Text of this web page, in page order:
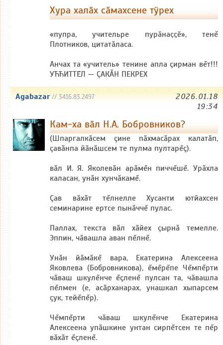
Хура халăх сăмахсене тÿрех
«пупра, учительре пурӑнаҫҫӗ», тенĕ
Плотников, цитатăласа.
Анчах та «учитель» тенине апла çирман вĕт!!!
УЋЋИТТĔЛ — ÇАКĂН ПЕКРЕХ
Agabazar// 3416.83.2497
2026.01.18
19:34
Кам-ха вăл Н.А. Бобровников?
(Шпаргалкăсем çине пăхмасăрах калатăп,
çавăнпа йăнăшсем те пулма пултарĕç).
вăл И. Я. Яколевăн арăмĕн пиччĕшĕ. Урăхла
каласан, унăн хунчăкамĕ.
Çав вăхăт тĕлнелле Хусанти ютйахсен
семинарине ертсе пынăччĕ пулас.
Паллах, текста вăл хăйех çырнă темелле.
Эппин, чăвашла аван пĕлнĕ.
Унăн йăмăкĕ вара, Екатерина Алексеена
Яковлева (Бобровникова), ĕмĕрĕпе Чĕмпĕрти
чăваш шкулĕнче ĕçленĕ пулсан та, чăвашла
пĕлмен (е, асăрханарах, унашкал хыпарсем
çук, тейĕпĕр).
Чĕмпĕрти чăваш шкулĕнче Екатерина
Алексеена упăшкине унтан сирпĕтсен те пĕр
вăхăт ĕçленĕ.